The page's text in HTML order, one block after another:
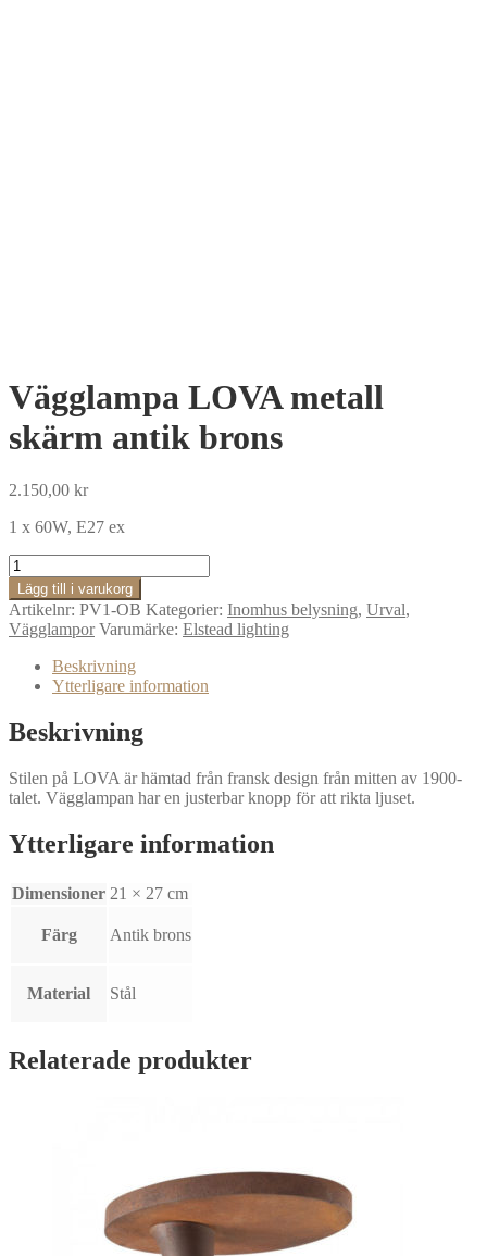
Vägglampa LOVA metall
skärm antik brons
2.150,00 kr
1 x 60W, E27 ex
Vägglampa
LOVA
metall
skärm
antik
brons
mängd
Lägg till i varukorg
Artikelnr: PV1-OB Kategorier: Inomhus belysning, Urval,
Vägglampor Varumärke: Elstead lighting
Beskrivning
Ytterligare information
Beskrivning
Stilen på LOVA är hämtad från fransk design från mitten av 1900-
talet. Vägglampan har en justerbar knopp för att rikta ljuset.
Ytterligare information
Dimensioner 21 × 27 cm
Färg Antik brons
Material Stål
Relaterade produkter